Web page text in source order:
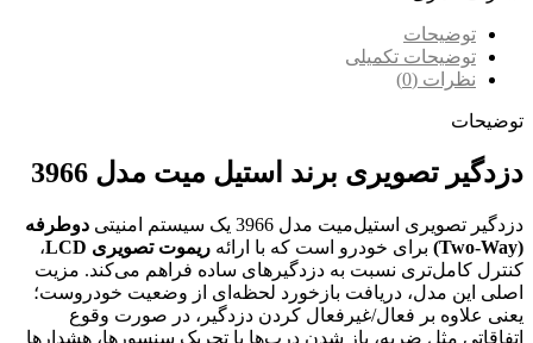
توضیحات
توضیحات تکمیلی
نظرات (0)
توضیحات
دزدگیر تصویری برند استیل میت مدل 3966
دزدگیر تصویری استیل‌میت مدل 3966 یک سیستم امنیتی
دوطرفه
(Two-Way)
برای خودرو است که با ارائه ریموت تصویری LCD
،
کنترل کامل‌تری نسبت به دزدگیرهای ساده فراهم می‌کند. مزیت
اصلی این مدل، دریافت بازخورد لحظه‌ای از وضعیت خودروست؛
یعنی علاوه بر فعال/غیرفعال کردن دزدگیر، در صورت وقوع
اتفاقاتی مثل ضربه، باز شدن درب‌ها یا تحریک سنسورها، هشدارها